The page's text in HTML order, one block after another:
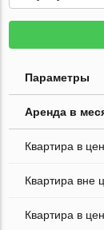
Параметры
Аренда в
Квартира в
Квартира вне
Квартира в